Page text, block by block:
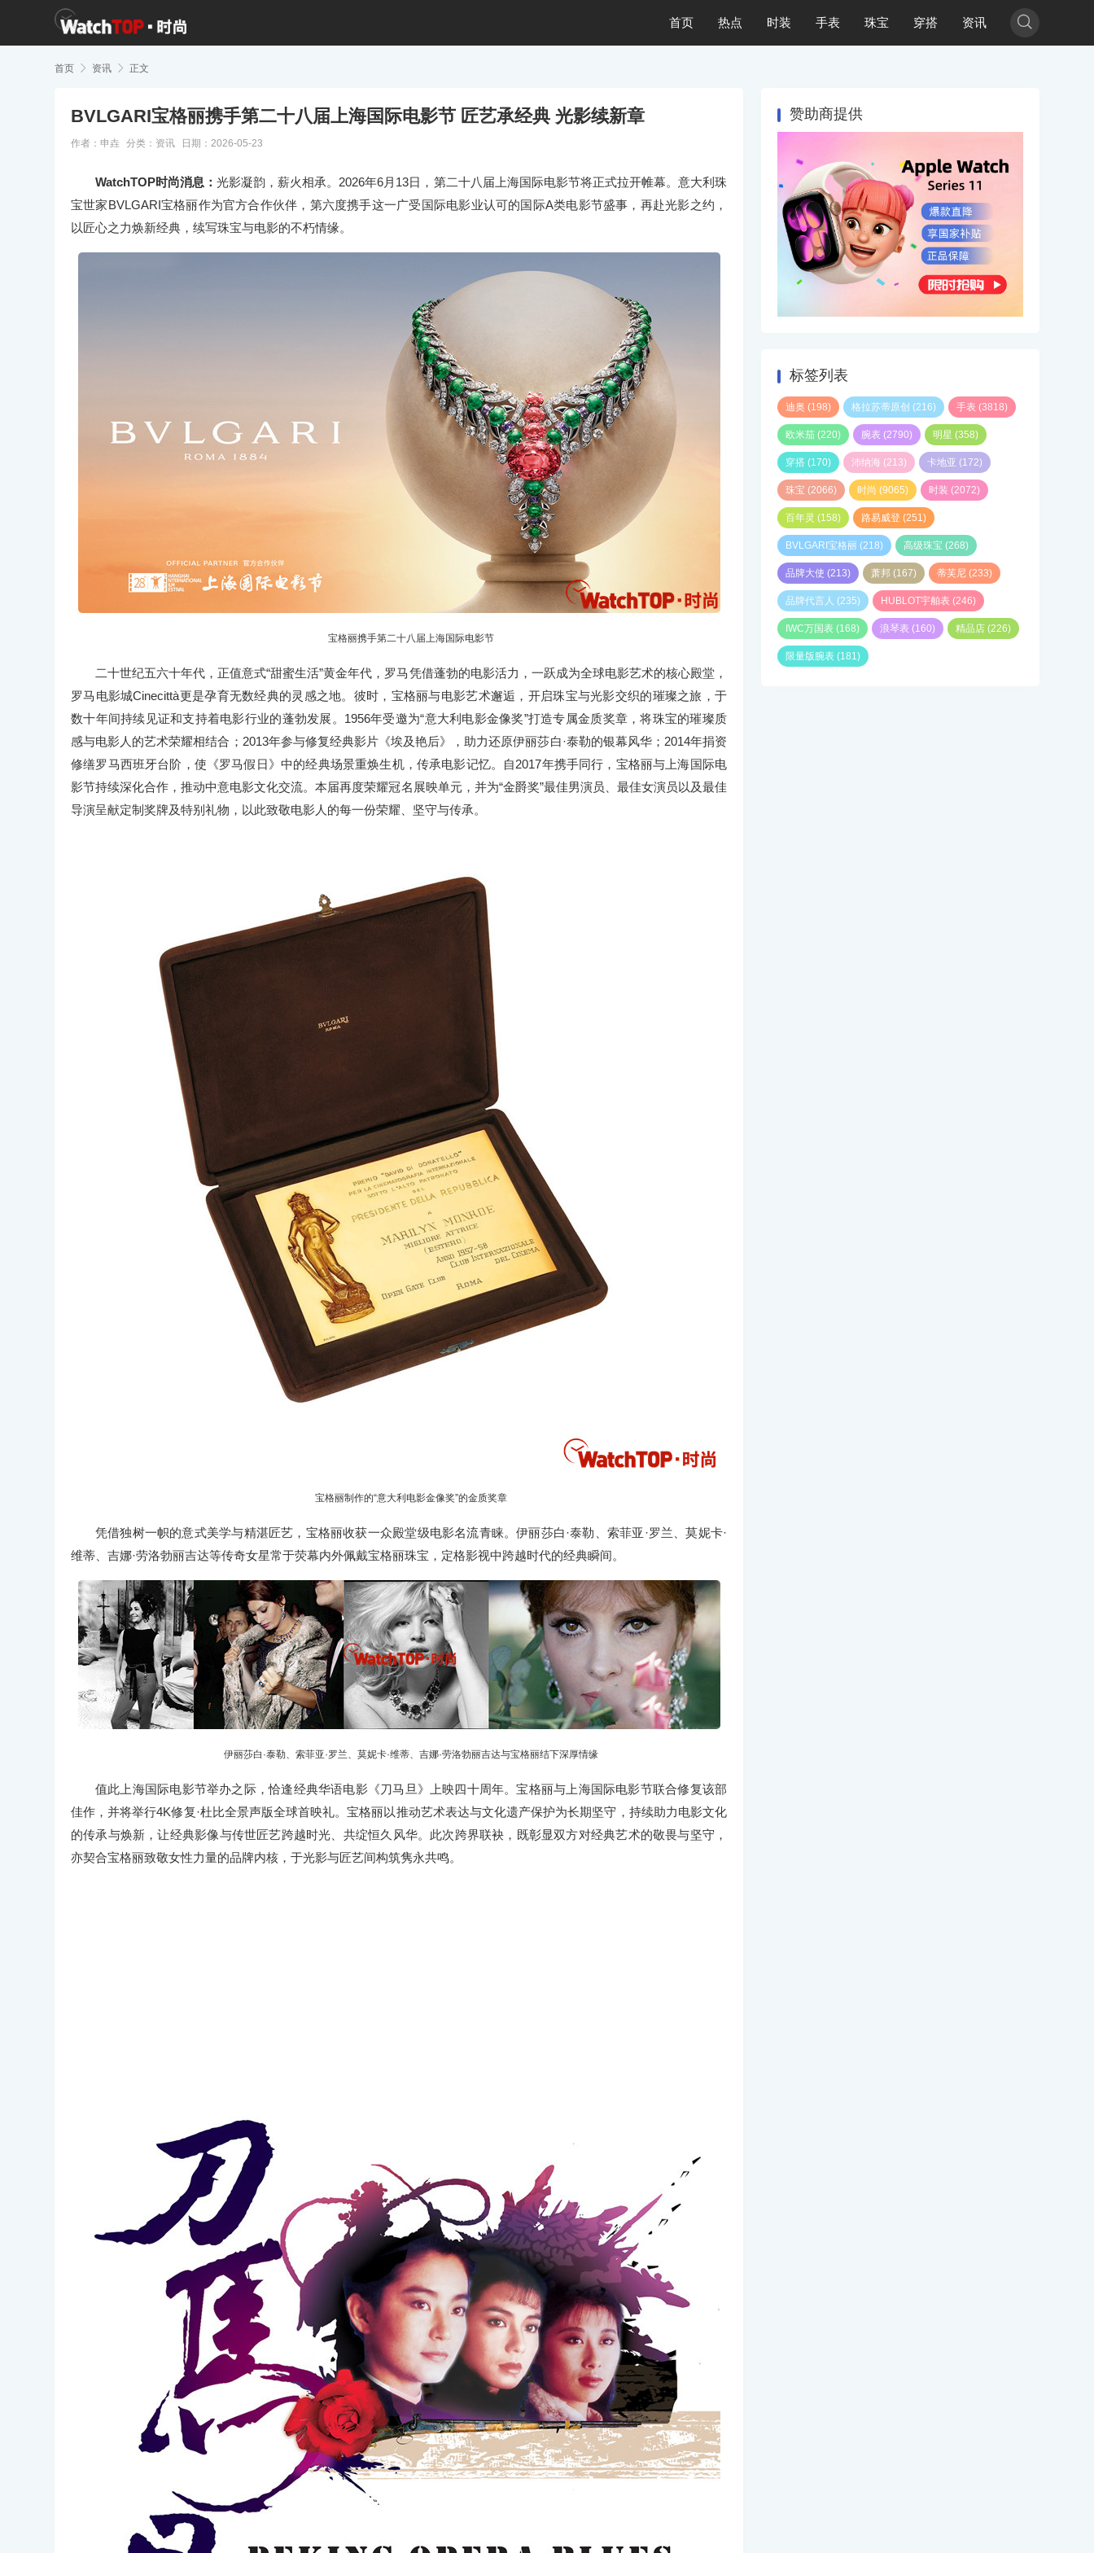
首页 热点 时装 手表 珠宝 穿搭 资讯 
首页  资讯  正文
BVLGARI宝格丽携手第二十八届上海国际电影节 匠艺承经典 光影续新章
作者：申垚 分类： 资讯 日期：2026-05-23
WatchTOP时尚消息：光影凝韵，薪火相承。2026年6月13日，第二十八届上海国际电影节将正式拉开帷幕。意大利珠
宝世家BVLGARI宝格丽作为官方合作伙伴，第六度携手这一广受国际电影业认可的国际A类电影节盛事，再赴光影之约，
以匠心之力焕新经典，续写珠宝与电影的不朽情缘。
宝格丽携手第二十八届上海国际电影节
二十世纪五六十年代，正值意式“甜蜜生活”黄金年代，罗马凭借蓬勃的电影活力，一跃成为全球电影艺术的核心殿堂，
罗马电影城Cinecittà更是孕育无数经典的灵感之地。彼时，宝格丽与电影艺术邂逅，开启珠宝与光影交织的璀璨之旅，于
数十年间持续见证和支持着电影行业的蓬勃发展。1956年受邀为“意大利电影金像奖”打造专属金质奖章，将珠宝的璀璨质
感与电影人的艺术荣耀相结合；2013年参与修复经典影片《埃及艳后》，助力还原伊丽莎白·泰勒的银幕风华；2014年捐资
修缮罗马西班牙台阶，使《罗马假日》中的经典场景重焕生机，传承电影记忆。自2017年携手同行，宝格丽与上海国际电
影节持续深化合作，推动中意电影文化交流。本届再度荣耀冠名展映单元，并为“金爵奖”最佳男演员、最佳女演员以及最佳
导演呈献定制奖牌及特别礼物，以此致敬电影人的每一份荣耀、坚守与传承。
宝格丽制作的“意大利电影金像奖”的金质奖章
凭借独树一帜的意式美学与精湛匠艺，宝格丽收获一众殿堂级电影名流青睐。伊丽莎白·泰勒、索菲亚·罗兰、莫妮卡·
维蒂、吉娜·劳洛勃丽吉达等传奇女星常于荧幕内外佩戴宝格丽珠宝，定格影视中跨越时代的经典瞬间。
伊丽莎白·泰勒、索菲亚·罗兰、莫妮卡·维蒂、吉娜·劳洛勃丽吉达与宝格丽结下深厚情缘
值此上海国际电影节举办之际，恰逢经典华语电影《刀马旦》上映四十周年。宝格丽与上海国际电影节联合修复该部
佳作，并将举行4K修复·杜比全景声版全球首映礼。宝格丽以推动艺术表达与文化遗产保护为长期坚守，持续助力电影文化
的传承与焕新，让经典影像与传世匠艺跨越时光、共绽恒久风华。此次跨界联袂，既彰显双方对经典艺术的敬畏与坚守，
亦契合宝格丽致敬女性力量的品牌内核，于光影与匠艺间构筑隽永共鸣。
赞助商提供
标签列表
迪奥 (198) 格拉苏蒂原创 (216) 手表 (3818)
欧米茄 (220) 腕表 (2790) 明星 (358)
穿搭 (170) 沛纳海 (213) 卡地亚 (172)
珠宝 (2066) 时尚 (9065) 时装 (2072)
百年灵 (158) 路易威登 (251)
BVLGARI宝格丽 (218) 高级珠宝 (268)
品牌大使 (213) 萧邦 (167) 蒂芙尼 (233)
品牌代言人 (235) HUBLOT宇舶表 (246)
IWC万国表 (168) 浪琴表 (160) 精品店 (226)
限量版腕表 (181)